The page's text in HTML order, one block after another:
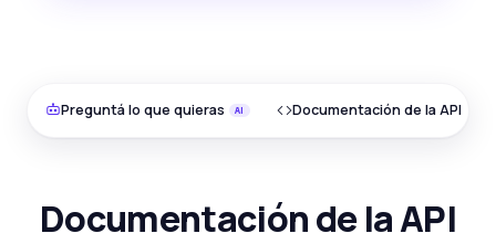
Preguntá lo que quieras Documentación de la API
Documentación de la API